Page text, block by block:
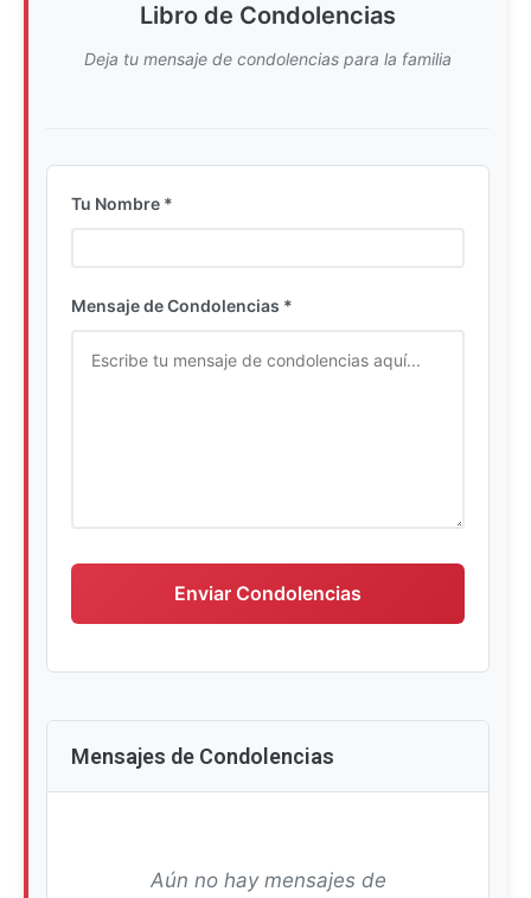
Libro de Condolencias
Deja tu mensaje de condolencias para la familia
Tu Nombre *
Mensaje de Condolencias *
Enviar Condolencias
Mensajes de Condolencias
Aún no hay mensajes de